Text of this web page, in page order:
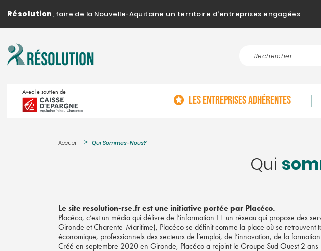
Résolution, faire de la Nouvelle-Aquitaine un territoire d'entreprises engagées
Avec le soutien de
LES ENTREPRISES ADHÉRENTES
Accueil Qui Sommes-Nous?
Qui
Le site resolution-rse.fr est une initiative portée par Placéco.
Placéco, c’est un média qui délivre de l’information ET un réseau qui propose des
Gironde et Charente-Maritime), Placéco se définit comme la place où se retrouvent
économique, professionnels des secteurs de l’emploi, de l’innovation, de la
Créé en septembre 2020 en Gironde, Placéco a rejoint le Groupe Sud Ouest 2 ans